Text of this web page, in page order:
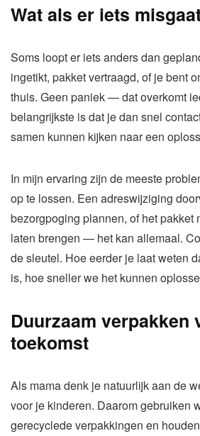
Wat als er iets
Soms loopt er iets anders dan
ingetikt, pakket vertraagd, of je bent
thuis. Geen paniek — dat overkomt
belangrijkste is dat je dan snel
samen kunnen kijken naar een
In mijn ervaring zijn de meeste
op te lossen. Een adreswijziging
bezorgpoging plannen, of het pakket
laten brengen — het kan allemaal.
de sleutel. Hoe eerder je laat weten
is, hoe sneller we het kunnen
Duurzaam verpakken
toekomst
Als mama denk je natuurlijk aan de
voor je kinderen. Daarom gebruiken
gerecyclede verpakkingen en